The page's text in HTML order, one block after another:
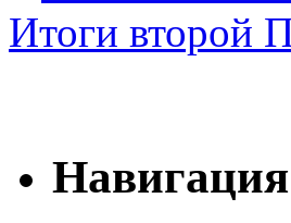
Итоги второй
Навигация